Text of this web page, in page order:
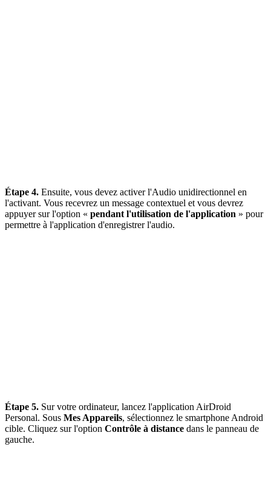
Étape 4. Ensuite, vous devez activer l'Audio unidirectionnel en
l'activant. Vous recevrez un message contextuel et vous devrez
appuyer sur l'option « pendant l'utilisation de l'application » pour
permettre à l'application d'enregistrer l'audio.
Étape 5. Sur votre ordinateur, lancez l'application AirDroid
Personal. Sous Mes Appareils, sélectionnez le smartphone Android
cible. Cliquez sur l'option Contrôle à distance dans le panneau de
gauche.